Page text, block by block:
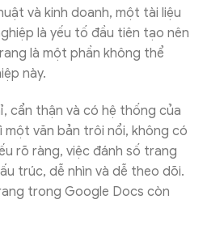
và kinh doanh, một tài liệu
là yếu tố đầu tiên tạo nên
là một phần không thể
này.
cẩn thận và có hệ thống của
một văn bản trôi nổi, không có
rõ ràng, việc đánh số trang
trúc, dễ nhìn và dễ theo dõi.
trong Google Docs còn